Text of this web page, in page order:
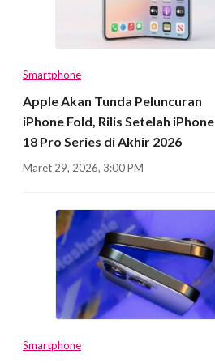
Smartphone
Apple Akan Tunda Peluncuran
iPhone Fold, Rilis Setelah iPhone
18 Pro Series di Akhir 2026
Maret 29, 2026, 3:00 PM
Smartphone